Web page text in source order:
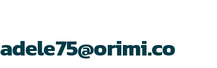
adele75@orimi.co